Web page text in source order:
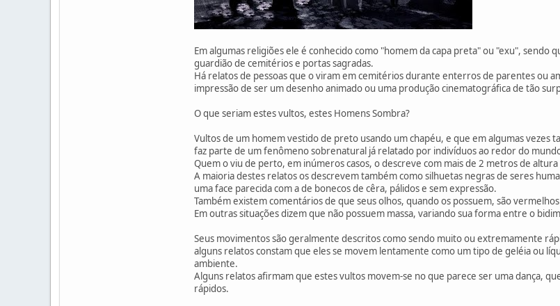
Em algumas religiões ele é conhecido como "homem da capa preta" ou "exu", sendo
guardião de cemitérios e portas sagradas.
Há relatos de pessoas que o viram em cemitérios durante enterros de parentes ou
impressão de ser um desenho animado ou uma produção cinematográfica de tão
O que seriam estes vultos, estes Homens Sombra?
Vultos de um homem vestido de preto usando um chapéu, e que em algumas vezes
faz parte de um fenômeno sobrenatural já relatado por indivíduos ao redor do
Quem o viu de perto, em inúmeros casos, o descreve com mais de 2 metros de
A maioria destes relatos os descrevem também como silhuetas negras de seres
uma face parecida com a de bonecos de cêra, pálidos e sem expressão.
Também existem comentários de que seus olhos, quando os possuem, são
Em outras situações dizem que não possuem massa, variando sua forma entre o
Seus movimentos são geralmente descritos como sendo muito ou extremamente
alguns relatos constam que eles se movem lentamente como um tipo de geléia ou
ambiente.
Alguns relatos afirmam que estes vultos movem-se no que parece ser uma dança,
rápidos.